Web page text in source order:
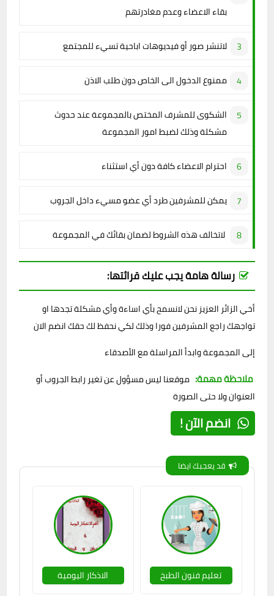
بقاء الاعضاء وعدم مغادرتهم
لاتنشر صور أو فيديوهات اباحية تسيء للمجتمع
ممنوع الدخول الى الخاص دون طلب الاذن
الشكوى للمشرف المختص بالمجموعة عند حدوث
مشكلة وذلك لضبط امور المجموعة
احترام الاعضاء كافة دون أي استثناء
يمكن للمشرفين طرد أي عضو مسيء داخل الجروب
لاتخالف هذه الشروط لضمان بقائك في المجموعة
رسالة هامة يجب عليك قرائتها:
أخي الزائر العزيز نحن لانسمح بأي اساءة وأي مشكلة تجدها او
تواجهك راجع المشرفين فورا وذلك لكي نحفظ لك حقك انضم الان
إلى المجموعة وابدأ المراسلة مع الأصدقاء
ملاحظة مهمة: موقعنا ليس مسؤول عن تغير رابط الجروب أو
العنوان ولا حتى الصورة
انضم الآن !
قد يعجبك ايضا
تعليم فنون الطبخ الاذكار اليومية